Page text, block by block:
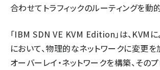
合わせてトラフィックのルーティングを動
「IBM SDN VE KVM Edition」は、KVM
において、物理的なネットワークに変更を
オーバーレイ・ネットワークを構築、その